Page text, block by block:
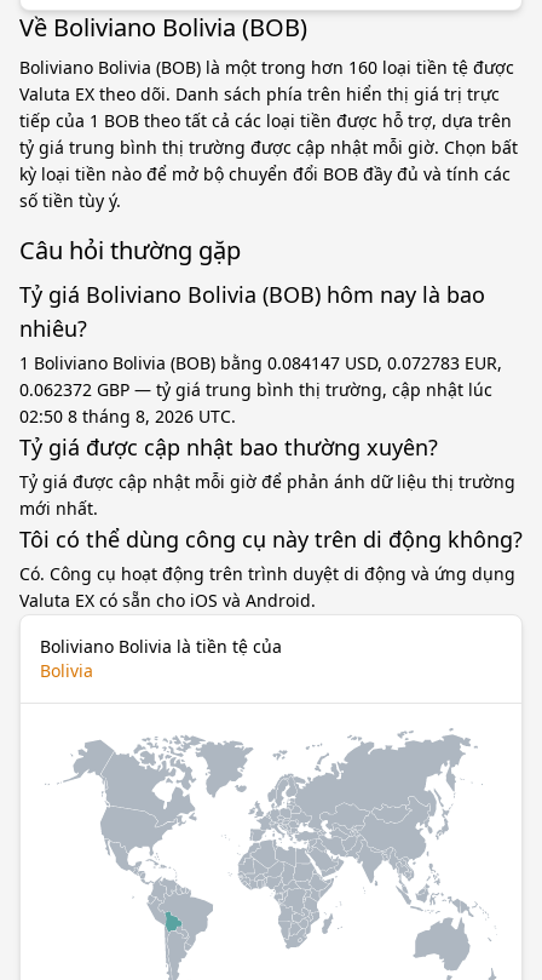
Về Boliviano Bolivia (BOB)
Boliviano Bolivia (BOB) là một trong hơn 160 loại tiền tệ được
Valuta EX theo dõi. Danh sách phía trên hiển thị giá trị trực
tiếp của 1 BOB theo tất cả các loại tiền được hỗ trợ, dựa trên
tỷ giá trung bình thị trường được cập nhật mỗi giờ. Chọn bất
kỳ loại tiền nào để mở bộ chuyển đổi BOB đầy đủ và tính các
số tiền tùy ý.
Câu hỏi thường gặp
Tỷ giá Boliviano Bolivia (BOB) hôm nay là bao
nhiêu?
1 Boliviano Bolivia (BOB) bằng 0.084147 USD, 0.072783 EUR,
0.062372 GBP — tỷ giá trung bình thị trường, cập nhật lúc
02:50 8 tháng 8, 2026 UTC.
Tỷ giá được cập nhật bao thường xuyên?
Tỷ giá được cập nhật mỗi giờ để phản ánh dữ liệu thị trường
mới nhất.
Tôi có thể dùng công cụ này trên di động không?
Có. Công cụ hoạt động trên trình duyệt di động và ứng dụng
Valuta EX có sẵn cho iOS và Android.
Boliviano Bolivia là tiền tệ của
Bolivia